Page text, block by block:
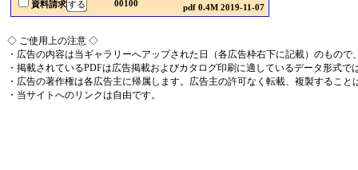
資料請求 00100 pdf 0.4M 2019-11-07
◇ ご使用上の注意 ◇
・広告の内容は当ギャラリーへアップされた日（各広告枠右下に記載）のもの
・掲載されているPDFは広告掲載およびカタログ印刷に適しているデータ形式
・広告の著作権は各広告主に帰属します。広告主の許可なく転載、複製すること
・当サイトへのリンクは自由です。